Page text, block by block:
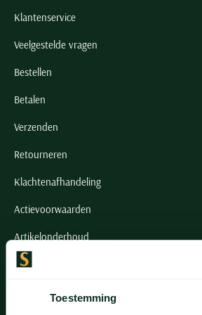
Toestemming
Klantenservice
Veelgestelde vragen
Bestellen
Betalen
Verzenden
Retourneren
Klachtenafhandeling
Actievoorwaarden
Artikelonderhoud